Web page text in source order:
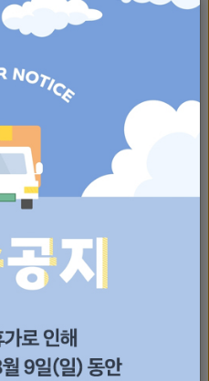
[물류 출고 도서] 창백한 말